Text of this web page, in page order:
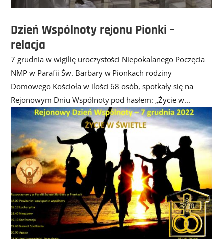
Dzień Wspólnoty rejonu Pionki –
relacja
7 grudnia w wigilię uroczystości Niepokalanego Poczęcia
NMP w Parafii Św. Barbary w Pionkach rodziny
Domowego Kościoła w ilości 68 osób, spotkały się na
Rejonowym Dniu Wspólnoty pod hasłem: „Życie w...